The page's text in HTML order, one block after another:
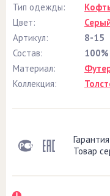
Тип одежды:
Цвет:
Артикул:
8-15
Состав:
Материал:
Коллекция:
Товар